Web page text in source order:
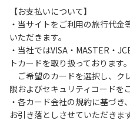
【お支払いについて】
・当サイトをご利用の旅行代
いただきます。
・当社ではVISA・MASTER・
トカードを取り扱っております。
ご希望のカードを選択し、ク
限およびセキュリティコードを
・各カード会社の規約に基づ
お引き落としさせていただきます